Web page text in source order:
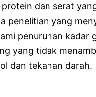
dan serat
penelitian yang
penurunan kadar
yang tidak
dan tekanan darah.